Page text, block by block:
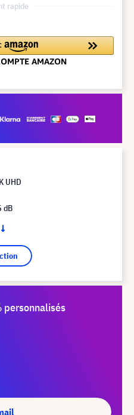
rapide
UHD
dB
personnalisés